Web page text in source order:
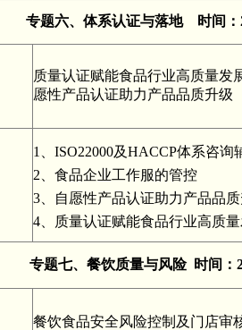
专题六、体系认证与落地 时间：
质量认证赋能食品行业高质量发
愿性产品认证助力产品品质升级
1、ISO22000及HACCP体系咨询
2、食品企业工作服的管控
3、自愿性产品认证助力产品品
4、质量认证赋能食品行业高质
专题七、餐饮质量与风险 时间：
餐饮食品安全风险控制及门店审